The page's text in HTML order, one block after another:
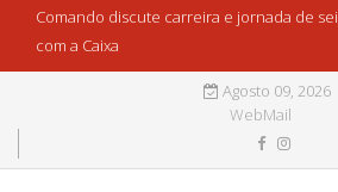
Comando discute carreira e jornada de
com a Caixa
Agosto 09, 2026
WebMail